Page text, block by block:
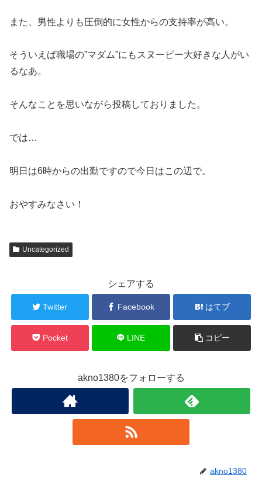
また、男性よりも圧倒的に女性からの支持率が高い。
そういえば職場の”マダム”にもスヌーピー大好きな人がい
るなあ。
そんなことを思いながら投稿しておりました。
では…
明日は6時からの出勤ですので今日はこの辺で。
おやすみなさい！
Uncategorized
シェアする
Twitter Facebook はてブ
Pocket LINE コピー
akno1380をフォローする
akno1380